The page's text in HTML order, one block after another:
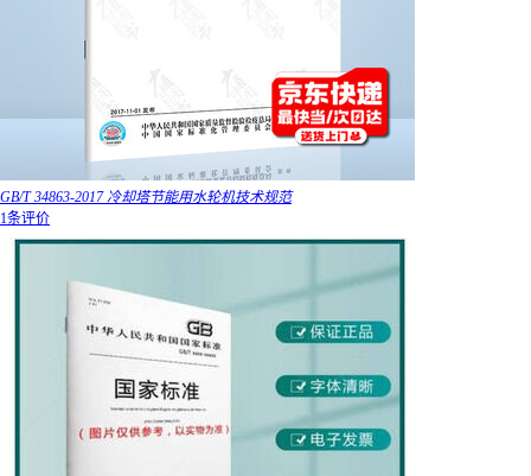
GB/T 34863-2017 冷却塔节能用水轮机技术规范
1条评价